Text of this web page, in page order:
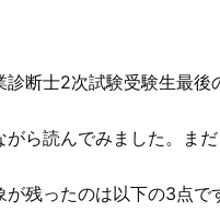
診断士2次試験受験生最
がら読んでみました。まだ
が残ったのは以下の3点で